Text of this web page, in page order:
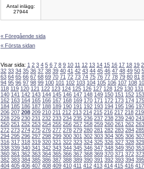
Antal inlägg:
27944
« Föregående sida
« Första sidan
Visar sida: 1 2 3 4 5 6 7 8 9 10 11 12 13 14 15 16 17 18 19
32 33 34 35 36 37 38 39 40 41 42 43 44 45 46 47 48 49 50
63 64 65 66 67 68 69 70 71 72 73 74 75 76 77 78 79 80 81
94 95 96 97 98 99 100 101 102 103 104 105 106 107 108
118 119 120 121 122 123 124 125 126 127 128 129 130 131
140 141 142 143 144 145 146 147 148 149 150 151 152 153
162 163 164 165 166 167 168 169 170 171 172 173 174 175
184 185 186 187 188 189 190 191 192 193 194 195 196 197
206 207 208 209 210 211 212 213 214 215 216 217 218 219
228 229 230 231 232 233 234 235 236 237 238 239 240 241
250 251 252 253 254 255 256 257 258 259 260 261 262 263
272 273 274 275 276 277 278 279 280 281 282 283 284 285
294 295 296 297 298 299 300 301 302 303 304 305 306 307
316 317 318 319 320 321 322 323 324 325 326 327 328 329
338 339 340 341 342 343 344 345 346 347 348 349 350 351
360 361 362 363 364 365 366 367 368 369 370 371 372 373
382 383 384 385 386 387 388 389 390 391 392 393 394 395
404 405 406 407 408 409 410 411 412 413 414 415 416 417